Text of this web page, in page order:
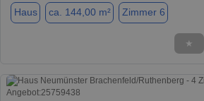
Haus ca. 144,00 m² Zimmer 6
★